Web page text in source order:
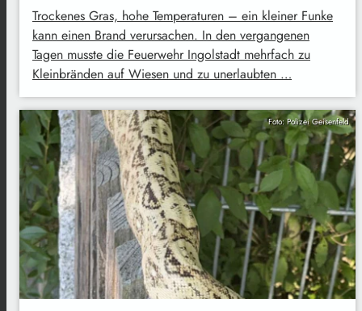
Trockenes Gras, hohe Temperaturen – ein kleiner Funke
kann einen Brand verursachen. In den vergangenen
Tagen musste die Feuerwehr Ingolstadt mehrfach zu
Kleinbränden auf Wiesen und zu unerlaubten …
Foto: Polizei Geisenfeld